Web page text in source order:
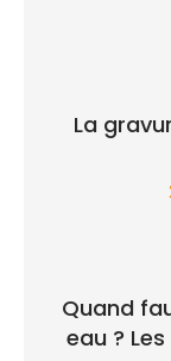
La
Quand
eau ?